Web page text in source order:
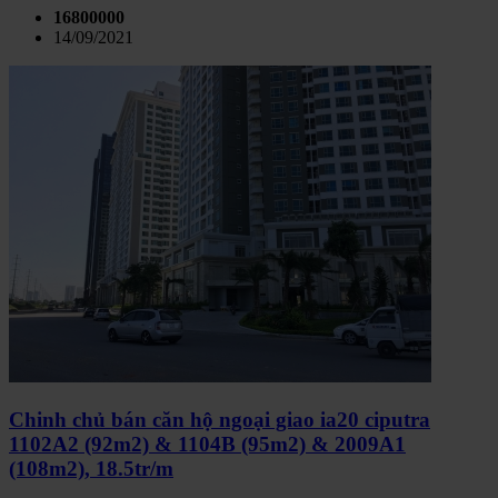
16800000
14/09/2021
Chinh chủ bán căn hộ ngoại giao ia20 ciputra
1102A2 (92m2) & 1104B (95m2) & 2009A1
(108m2), 18.5tr/m